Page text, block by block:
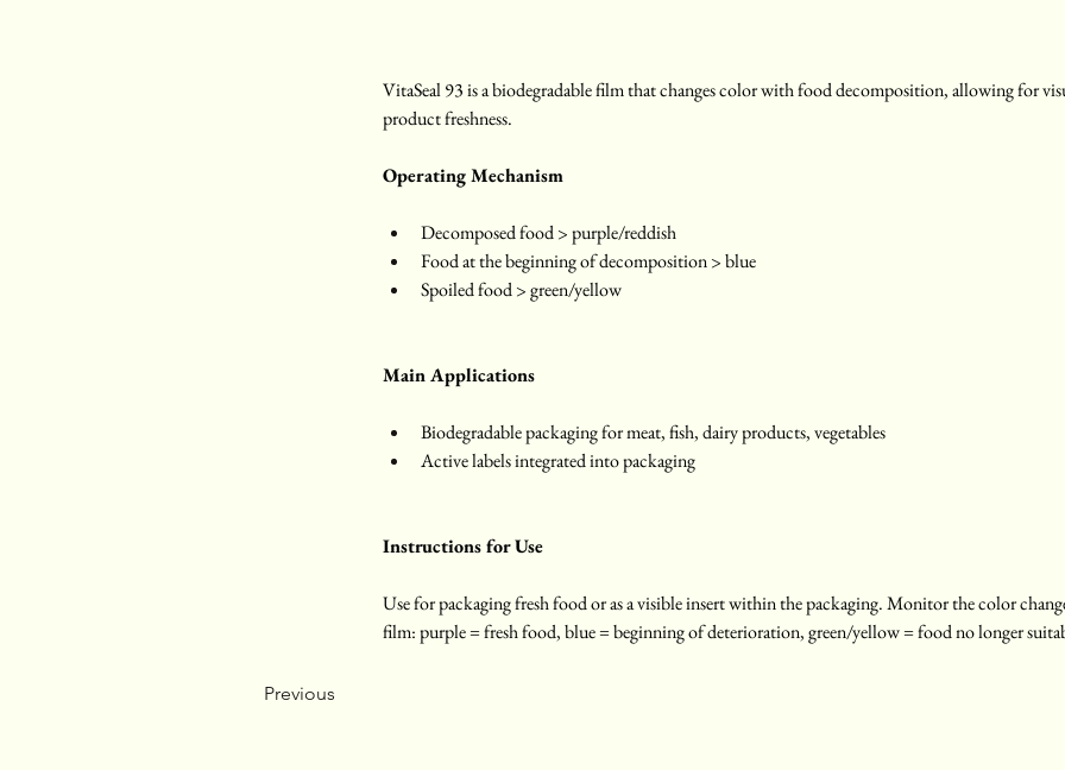
VitaSeal 93 is a biodegradable film that changes color with food decomposition, allowing for
product freshness.
Operating Mechanism
Decomposed food > purple/reddish
Food at the beginning of decomposition > blue
Spoiled food > green/yellow
Main Applications
Biodegradable packaging for meat, fish, dairy products, vegetables
Active labels integrated into packaging
Instructions for Use
Use for packaging fresh food or as a visible insert within the packaging. Monitor the color
film: purple = fresh food, blue = beginning of deterioration, green/yellow = food no longer
Previous